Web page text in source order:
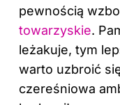
pewnością
towarzyskie.
leżakuje, tym
warto uzbroić
czereśniowa